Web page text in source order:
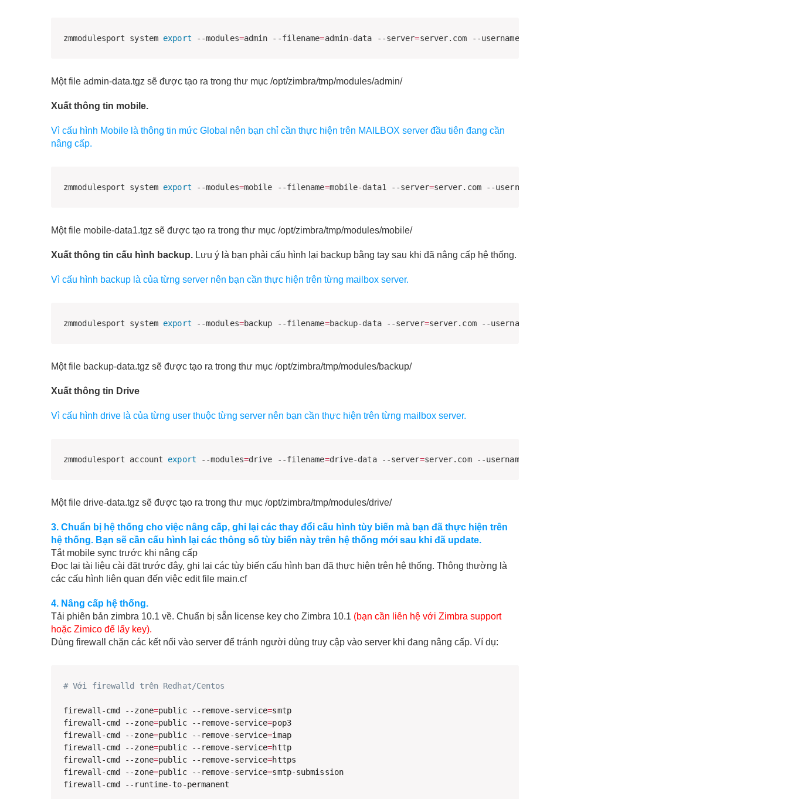
zmmodulesport system export --modules=admin --filename=admin-data --server=server.com --username
Một file admin-data.tgz sẽ được tạo ra trong thư mục /opt/zimbra/tmp/modules/admin/
Xuất thông tin mobile.
Vì cấu hình Mobile là thông tin mức Global nên bạn chỉ cần thực hiện trên MAILBOX server đầu tiên đang cần
nâng cấp.
zmmodulesport system export --modules=mobile --filename=mobile-data1 --server=server.com --username
Một file mobile-data1.tgz sẽ được tạo ra trong thư mục /opt/zimbra/tmp/modules/mobile/
Xuất thông tin cấu hình backup. Lưu ý là bạn phải cấu hình lại backup bằng tay sau khi đã nâng cấp hệ thống.
Vì cấu hình backup là của từng server nên bạn cần thực hiện trên từng mailbox server.
zmmodulesport system export --modules=backup --filename=backup-data --server=server.com --username
Một file backup-data.tgz sẽ được tạo ra trong thư mục /opt/zimbra/tmp/modules/backup/
Xuất thông tin Drive
Vì cấu hình drive là của từng user thuộc từng server nên bạn cần thực hiện trên từng mailbox server.
zmmodulesport account export --modules=drive --filename=drive-data --server=server.com --username
Một file drive-data.tgz sẽ được tạo ra trong thư mục /opt/zimbra/tmp/modules/drive/
3. Chuẩn bị hệ thống cho việc nâng cấp, ghi lại các thay đổi cấu hình tùy biến mà bạn đã thực hiện trên
hệ thống. Bạn sẽ cần cấu hình lại các thông số tùy biến này trên hệ thống mới sau khi đã update.
Tắt mobile sync trước khi nâng cấp
Đọc lại tài liệu cài đặt trước đây, ghi lại các tùy biến cấu hình bạn đã thực hiện trên hệ thống. Thông thường là
các cấu hình liên quan đến việc edit file main.cf
4. Nâng cấp hệ thống.
Tải phiên bản zimbra 10.1 về. Chuẩn bị sẵn license key cho Zimbra 10.1 (bạn cần liên hệ với Zimbra support
hoặc Zimico để lấy key).
Dùng firewall chặn các kết nối vào server để tránh người dùng truy cập vào server khi đang nâng cấp. Ví dụ:
# Với firewalld trên Redhat/Centos
firewall-cmd --zone=public --remove-service=smtp
firewall-cmd --zone=public --remove-service=pop3
firewall-cmd --zone=public --remove-service=imap
firewall-cmd --zone=public --remove-service=http
firewall-cmd --zone=public --remove-service=https
firewall-cmd --zone=public --remove-service=smtp-submission
firewall-cmd --runtime-to-permanent